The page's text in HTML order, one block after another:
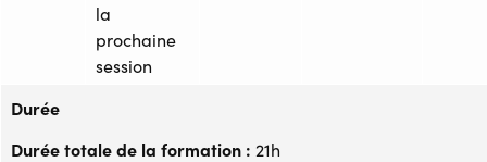
la
prochaine
session
Durée
Durée totale de la formation : 21h